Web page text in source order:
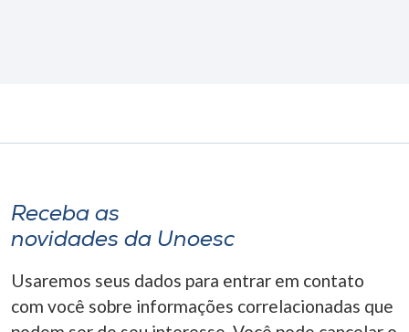
Receba as
novidades da Unoesc
Usaremos seus dados para entrar em contato
com você sobre informações correlacionadas que